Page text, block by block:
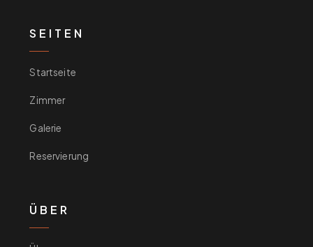
SEITEN
Startseite
Zimmer
Galerie
Reservierung
ÜBER